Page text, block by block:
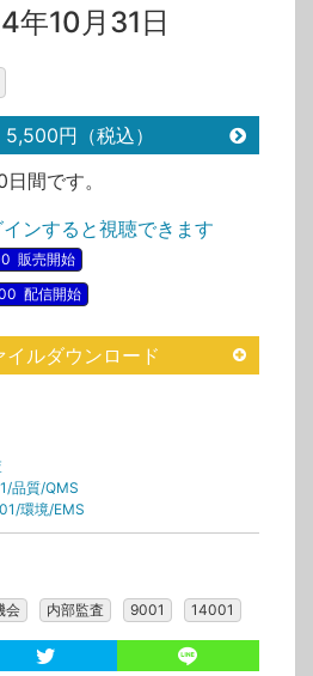
年10月31日
円（税込）
間です。
ンすると視聴できます
販売開始
配信開始
イルダウンロード
品質/QMS
環境/EMS
会 内部監査 9001 14001